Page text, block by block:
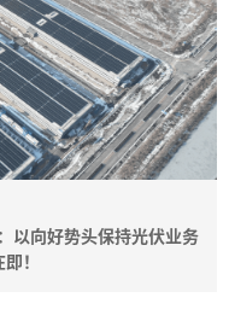
以向好势头保持光伏业务
！